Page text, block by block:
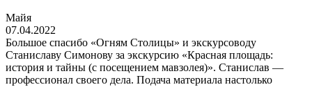
Майя
07.04.2022
Большое спасибо «Огням Столицы» и экскурсоводу
Станиславу Симонову за экскурсию «Красная площадь:
история и тайны (с посещением мавзолея)». Станислав —
профессионал своего дела. Подача материала настолько